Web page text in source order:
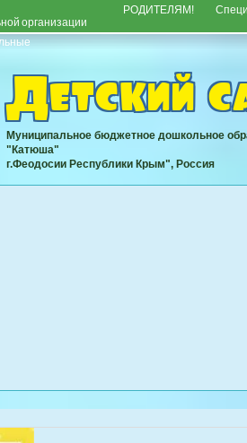
организации
РОДИТЕЛЯМ!
Детский
Муниципальное бюджетное дошкольное
"Катюша"
г.Феодосии Республики Крым", Россия